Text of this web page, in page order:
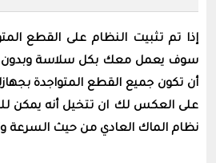
إذا تم تثبيت النظام على القطع
سوف يعمل معك بكل سلاسة وبدون
أن تكون جميع القطع المتواجدة
على العكس لك ان تتخيل أنه يمكن
نظام الماك العادي من حيث السرعة